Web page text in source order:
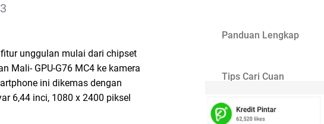
unggulan mulai dari chipset
Mali- GPU-G76 MC4 ke kamera
ini dikemas dengan
6,44 inci, 1080 x 2400 piksel
Panduan Lengkap
Tips Cari Cuan
Gaya Hidup